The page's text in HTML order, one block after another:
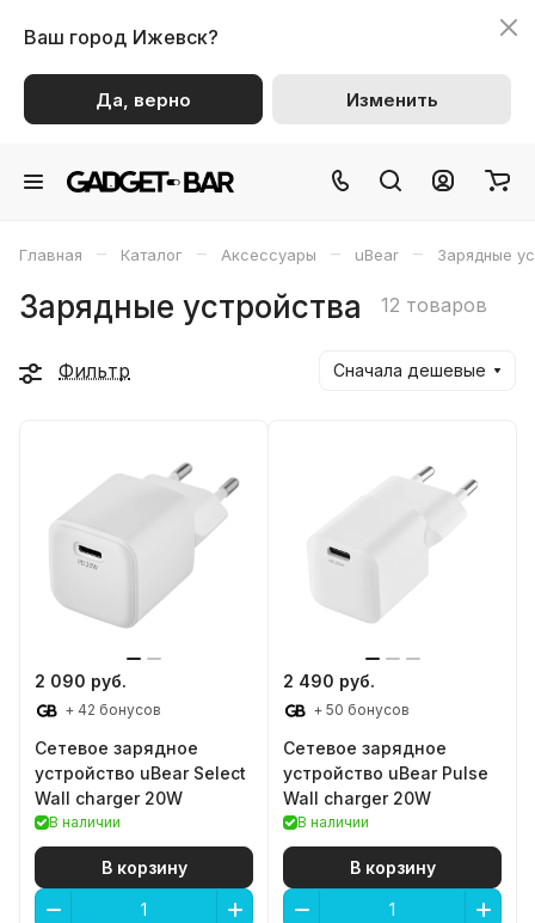
Ваш город Ижевск?
Да, верно Изменить
Главная – Каталог – Аксессуары – uBear – Зарядные
Зарядные устройства 12 товаров
Фильтр Сначала дешевые
2 090 руб.
+ 42 бонусов
Сетевое зарядное
устройство uBear Select
Wall charger 20W
В наличии
В корзину
2 490 руб.
+ 50 бонусов
Сетевое зарядное
устройство uBear Pulse
Wall charger 20W
В наличии
В корзину